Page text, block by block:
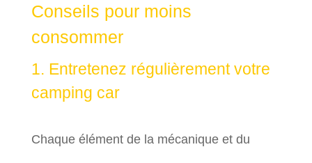
Conseils pour moins
consommer
1. Entretenez régulièrement votre
camping car
Chaque élément de la mécanique et du